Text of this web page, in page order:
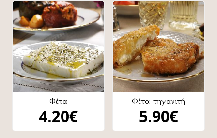
Φέτα
4.20€
Φέτα τηγανιτή
5.90€